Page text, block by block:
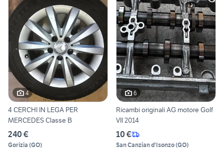
4
4 CERCHI IN LEGA PER
MERCEDES Classe B
240 €
Gorizia (GO)
6
Ricambi originali AG motore Golf
VII 2014
10 €
San Canzian d'Isonzo(GO)